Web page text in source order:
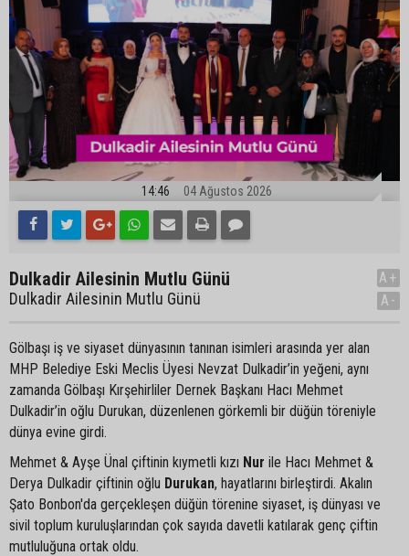
14:46 04 Ağustos 2026
Dulkadir Ailesinin Mutlu Günü
Dulkadir Ailesinin Mutlu Günü
A+
A-
Gölbaşı iş ve siyaset dünyasının tanınan isimleri arasında yer alan
MHP Belediye Eski Meclis Üyesi Nevzat Dulkadir’in yeğeni, aynı
zamanda Gölbaşı Kırşehirliler Dernek Başkanı Hacı Mehmet
Dulkadir’in oğlu Durukan, düzenlenen görkemli bir düğün töreniyle
dünya evine girdi.
Mehmet & Ayşe Ünal çiftinin kıymetli kızı Nur ile Hacı Mehmet &
Derya Dulkadir çiftinin oğlu Durukan, hayatlarını birleştirdi. Akalın
Şato Bonbon'da gerçekleşen düğün törenine siyaset, iş dünyası ve
sivil toplum kuruluşlarından çok sayıda davetli katılarak genç çiftin
mutluluğuna ortak oldu.